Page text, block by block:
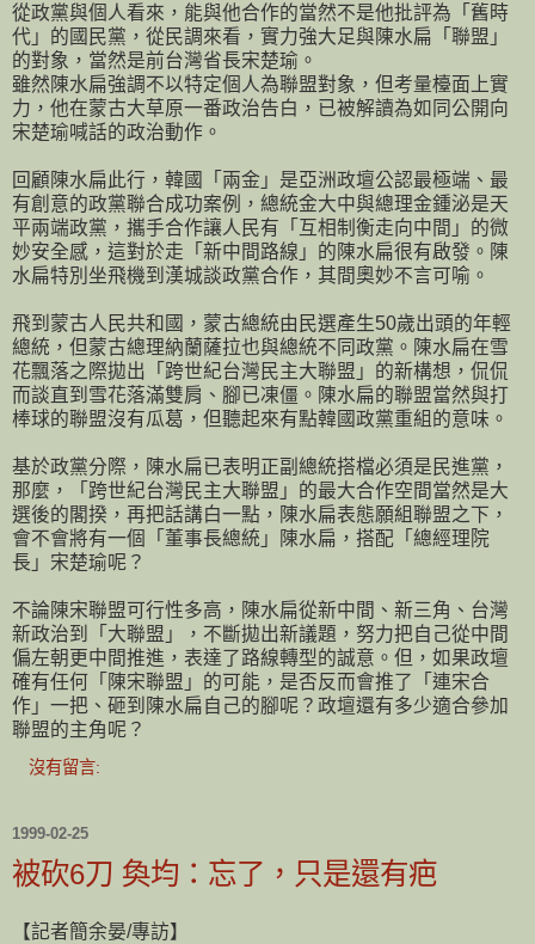
從政黨與個人看來，能與他合作的當然不是他批評為「舊時
代」的國民黨，從民調來看，實力強大足與陳水扁「聯盟」
的對象，當然是前台灣省長宋楚瑜。
雖然陳水扁強調不以特定個人為聯盟對象，但考量檯面上實
力，他在蒙古大草原一番政治告白，已被解讀為如同公開向
宋楚瑜喊話的政治動作。
回顧陳水扁此行，韓國「兩金」是亞洲政壇公認最極端、最
有創意的政黨聯合成功案例，總統金大中與總理金鍾泌是天
平兩端政黨，攜手合作讓人民有「互相制衡走向中間」的微
妙安全感，這對於走「新中間路線」的陳水扁很有啟發。陳
水扁特別坐飛機到漢城談政黨合作，其間奧妙不言可喻。
飛到蒙古人民共和國，蒙古總統由民選產生50歲出頭的年輕
總統，但蒙古總理納蘭薩拉也與總統不同政黨。陳水扁在雪
花飄落之際拋出「跨世紀台灣民主大聯盟」的新構想，侃侃
而談直到雪花落滿雙肩、腳已凍僵。陳水扁的聯盟當然與打
棒球的聯盟沒有瓜葛，但聽起來有點韓國政黨重組的意味。
基於政黨分際，陳水扁已表明正副總統搭檔必須是民進黨，
那麼，「跨世紀台灣民主大聯盟」的最大合作空間當然是大
選後的閣揆，再把話講白一點，陳水扁表態願組聯盟之下，
會不會將有一個「董事長總統」陳水扁，搭配「總經理院
長」宋楚瑜呢？
不論陳宋聯盟可行性多高，陳水扁從新中間、新三角、台灣
新政治到「大聯盟」，不斷拋出新議題，努力把自己從中間
偏左朝更中間推進，表達了路線轉型的誠意。但，如果政壇
確有任何「陳宋聯盟」的可能，是否反而會推了「連宋合
作」一把、砸到陳水扁自己的腳呢？政壇還有多少適合參加
聯盟的主角呢？
沒有留言:
1999-02-25
被砍6刀 奐均：忘了，只是還有疤
【記者簡余晏/專訪】